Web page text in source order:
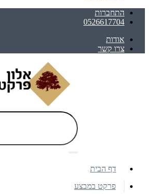
התחברות
0526617704
אודות
צרו קשר
דף הבית
פרקט במבצע